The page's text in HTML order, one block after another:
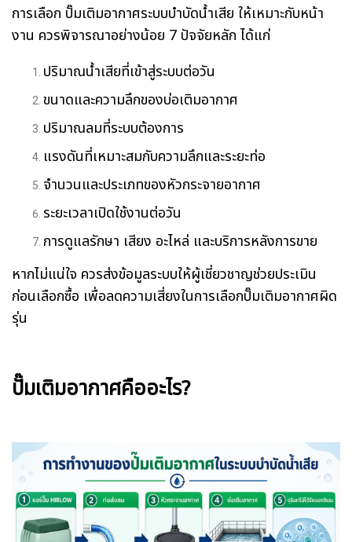
การเลือก ปั๊มเติมอากาศระบบบำบัดน้ำเสีย ให้เหมาะกับหน้า
งาน ควรพิจารณาอย่างน้อย 7 ปัจจัยหลัก ได้แก่
ปริมาณน้ำเสียที่เข้าสู่ระบบต่อวัน
ขนาดและความลึกของบ่อเติมอากาศ
ปริมาณลมที่ระบบต้องการ
แรงดันที่เหมาะสมกับความลึกและระยะท่อ
จำนวนและประเภทของหัวกระจายอากาศ
ระยะเวลาเปิดใช้งานต่อวัน
การดูแลรักษา เสียง อะไหล่ และบริการหลังการขาย
หากไม่แน่ใจ ควรส่งข้อมูลระบบให้ผู้เชี่ยวชาญช่วยประเมิน
ก่อนเลือกซื้อ เพื่อลดความเสี่ยงในการเลือกปั๊มเติมอากาศผิด
รุ่น
ปั๊มเติมอากาศคืออะไร?